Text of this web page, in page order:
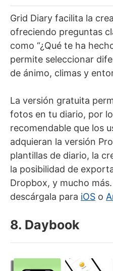
Grid Diary facilita la
ofreciendo preguntas
como “¿Qué te ha
permite seleccionar
de ánimo, climas y
La versión gratuita
fotos en tu diario, por
recomendable que los
adquieran la versión
plantillas de diario, la
la posibilidad de
Dropbox, y mucho
descárgala para iOS o
8. Daybook